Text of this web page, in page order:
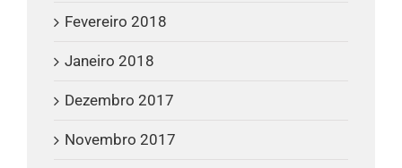
Fevereiro 2018
Janeiro 2018
Dezembro 2017
Novembro 2017